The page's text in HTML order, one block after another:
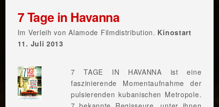
7 Tage in Havanna
Im Verleih von Alamode Filmdistribution. Kinostart
11. Juli 2013
7 TAGE IN HAVANNA ist eine
faszinierende Momentaufnahme der
pulsierenden kubanischen Metropole.